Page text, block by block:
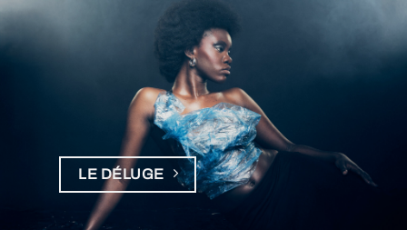
LE DÉLUGE